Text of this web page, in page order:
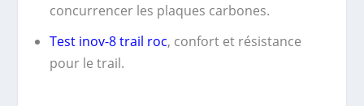
concurrencer les plaques carbones.
Test inov-8 trail roc, confort et résistance
pour le trail.